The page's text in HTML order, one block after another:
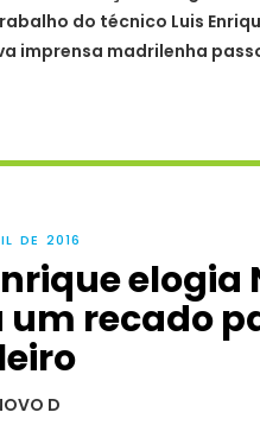
do técnico Luis
imprensa madrilenha
DE 2016
um recado